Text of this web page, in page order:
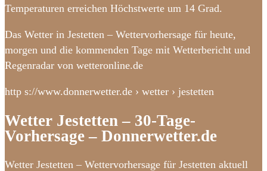
Temperaturen erreichen Höchstwerte um 14 Grad.
Das Wetter in Jestetten – Wettervorhersage für heute,
morgen und die kommenden Tage mit Wetterbericht und
Regenradar von wetteronline.de
http s://www.donnerwetter.de › wetter › jestetten
Wetter Jestetten – 30-Tage-
Vorhersage – Donnerwetter.de
Wetter Jestetten – Wettervorhersage für Jestetten aktuell